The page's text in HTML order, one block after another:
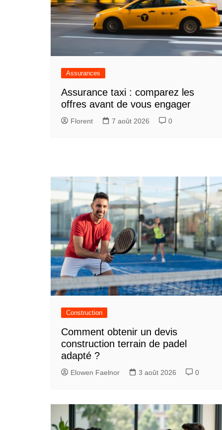
Assurances
Assurance taxi : comparez les
offres avant de vous engager
Florent 7 août 2026 0
Construction
Comment obtenir un devis
construction terrain de padel
adapté ?
Elowen Faelnor 3 août 2026 0